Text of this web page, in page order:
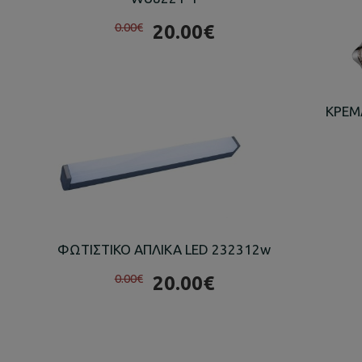
0.00€ 20.00€
ΦΩΤΙΣΤΙΚΟ ΑΠΛΙΚΑ LED 232312w
0.00€ 20.00€